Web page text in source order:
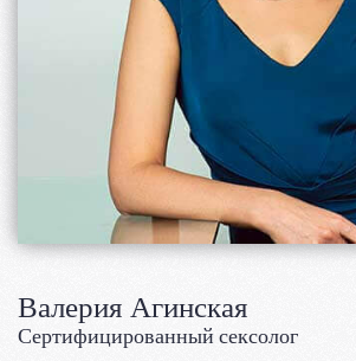
Валерия Агинская
Сертифицированный сексолог